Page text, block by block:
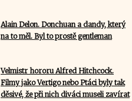
Alain Delon. Donchuan a dandy, který
na to měl. Byl to prostě gentleman
Velmistr hororu Alfred Hitchcock.
Filmy jako Vertigo nebo Ptáci byly tak
děsivé, že při nich diváci museli zavírat